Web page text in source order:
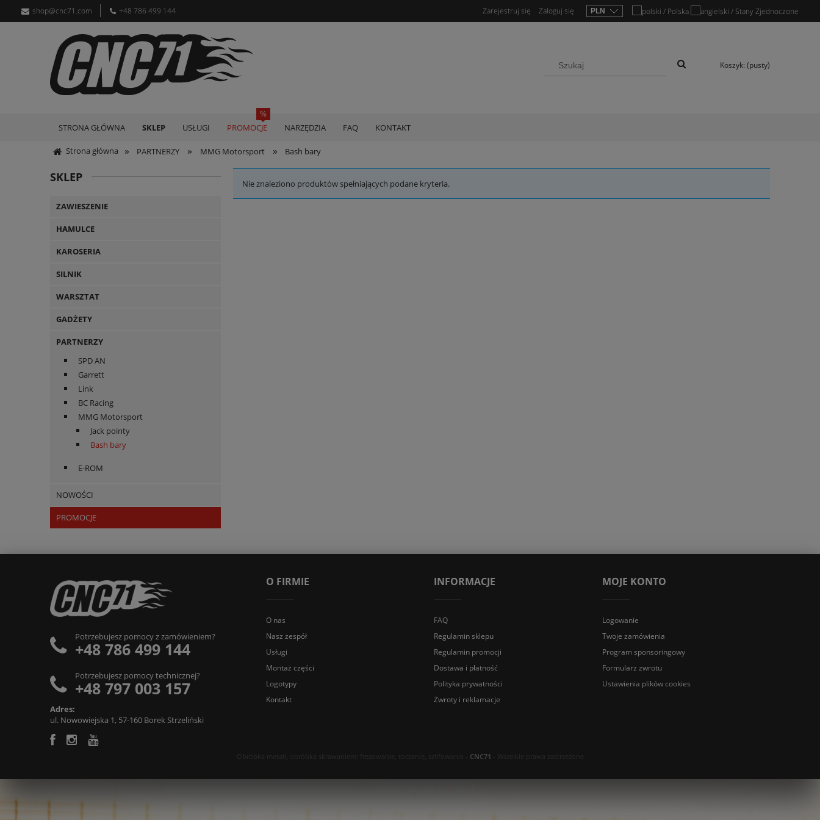
shop@cnc71.com +48 786 499 144 Zarejestruj się Zaloguj się
Koszyk: (pusty)
STRONA GŁÓWNA SKLEP USŁUGI PROMOCJE NARZĘDZIA FAQ KONTAKT
Strona główna » PARTNERZY » MMG Motorsport » Bash bary
SKLEP
ZAWIESZENIE
HAMULCE
KAROSERIA
SILNIK
WARSZTAT
GADŻETY
PARTNERZY
SPD AN
Garrett
Link
BC Racing
MMG Motorsport
Jack pointy
Bash bary
E-ROM
NOWOŚCI
PROMOCJE
Nie znaleziono produktów spełniających podane kryteria.
Potrzebujesz pomocy z zamówieniem?
+48 786 499 144
Potrzebujesz pomocy technicznej?
+48 797 003 157
Adres:
ul. Nowowiejska 1, 57-160 Borek Strzeliński
O FIRMIE
O nas
Nasz zespół
Usługi
Montaż części
Logotypy
Kontakt
INFORMACJE
FAQ
Regulamin sklepu
Regulamin promocji
Dostawa i płatność
Polityka prywatności
Zwroty i reklamacje
MOJE KONTO
Logowanie
Twoje zamówienia
Program sponsoringowy
Formularz zwrotu
Ustawienia plików cookies
Obróbka metali, obróbka skrawaniem: frezowanie, toczenie, szlifowanie - CNC71 - Wszelkie prawa zastrzeżone